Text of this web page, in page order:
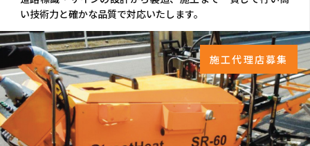
い技術力と確かな品質で対応いたします。
施工代理店募集